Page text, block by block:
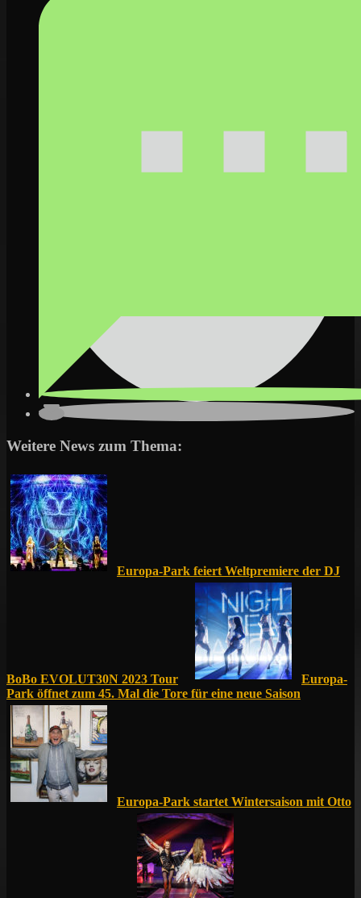
Weitere News zum Thema:
Europa-Park feiert Weltpremiere der DJ
BoBo EVOLUT30N 2023 Tour
Europa-
Park öffnet zum 45. Mal die Tore für eine neue Saison
Europa-Park startet Wintersaison mit Otto